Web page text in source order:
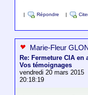
Répondre
Marie-Fleur
Re: Fermeture CIA en
Vos témoignages
vendredi 20 mars 2015
20:18:19